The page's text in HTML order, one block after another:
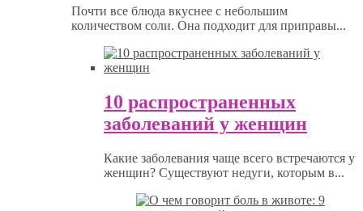
Почти все блюда вкуснее с небольшим
количеством соли. Она подходит для приправы...
10 распространенных
заболеваний у женщин
Какие заболевания чаще всего встречаются у
женщин? Существуют недуги, которым в...